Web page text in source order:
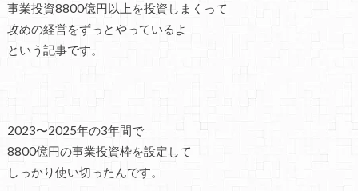
事業投資8800億円以上を投資しまくって
攻めの経営をずっとやっているよ
という記事です。
2023〜2025年の3年間で
8800億円の事業投資枠を設定して
しっかり使い切ったんです。